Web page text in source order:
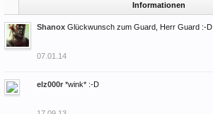
Informationen
Shanox Glückwunsch zum Guard, Herr Guard :-D
07.01.14
elz000r *wink* :-D